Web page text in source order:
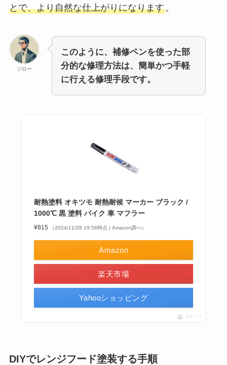
とで、より自然な仕上がりになります。
ジロー
このように、補修ペンを使った部
分的な修理方法は、簡単かつ手軽
に行える修理手段です。
耐熱塗料 オキツモ 耐熱耐候 マーカー ブラック /
1000℃ 黒 塗料 バイク 車 マフラー
¥815 （2024/11/28 19:56時点 | Amazon調べ）
Amazon
楽天市場
Yahooショッピング
ポチップ
DIYでレンジフード塗装する手順